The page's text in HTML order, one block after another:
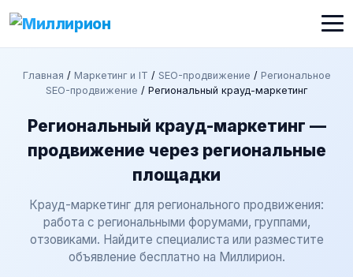
Главная / Маркетинг и IT / SEO-продвижение / Региональное
SEO-продвижение / Региональный крауд-маркетинг
Региональный крауд-маркетинг —
продвижение через региональные
площадки
Крауд-маркетинг для регионального продвижения:
работа с региональными форумами, группами,
отзовиками. Найдите специалиста или разместите
объявление бесплатно на Миллирион.